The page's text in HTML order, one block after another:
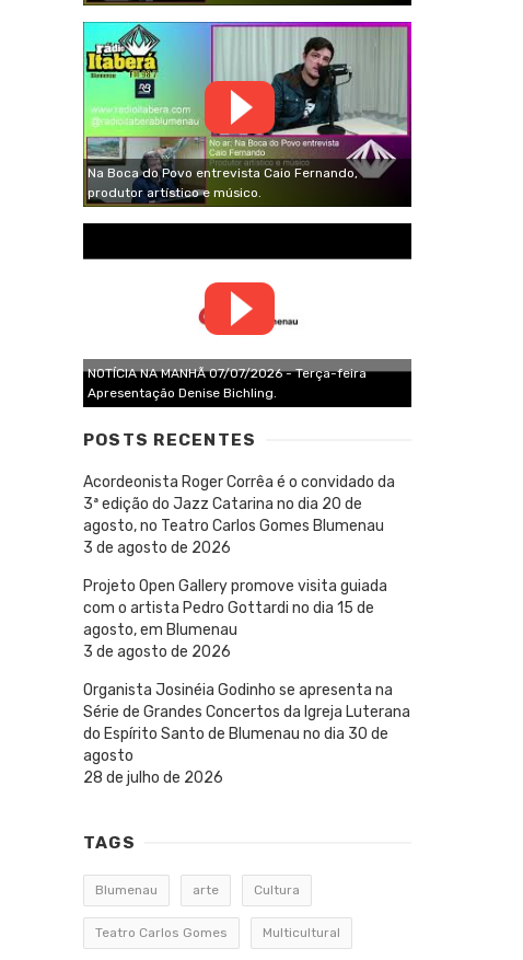
Na Boca do Povo entrevista Caio Fernando,
produtor artístico e músico.
NOTÍCIA NA MANHÃ 07/07/2026 - Terça-feira
Apresentação Denise Bichling.
POSTS RECENTES
Acordeonista Roger Corrêa é o convidado da
3ª edição do Jazz Catarina no dia 20 de
agosto, no Teatro Carlos Gomes Blumenau
3 de agosto de 2026
Projeto Open Gallery promove visita guiada
com o artista Pedro Gottardi no dia 15 de
agosto, em Blumenau
3 de agosto de 2026
Organista Josinéia Godinho se apresenta na
Série de Grandes Concertos da Igreja Luterana
do Espírito Santo de Blumenau no dia 30 de
agosto
28 de julho de 2026
TAGS
Blumenau arte Cultura
Teatro Carlos Gomes Multicultural